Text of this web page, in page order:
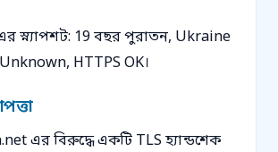
স্ন্যাপশট: 19 বছর পুরাতন, Ukraine
HTTPS OK।
এর বিরুদ্ধে একটি TLS হ্যান্ডশেক